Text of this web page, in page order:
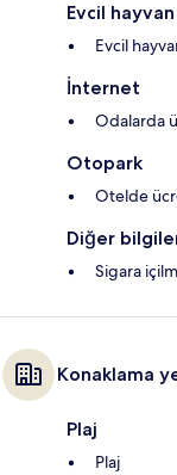
Evcil hayvan
Evcil
İnternet
Odalarda
Otopark
Otelde
Diğer
Sigara
Konaklama
Plaj
Plaj